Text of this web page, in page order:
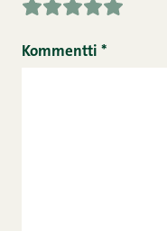
Kommentti *